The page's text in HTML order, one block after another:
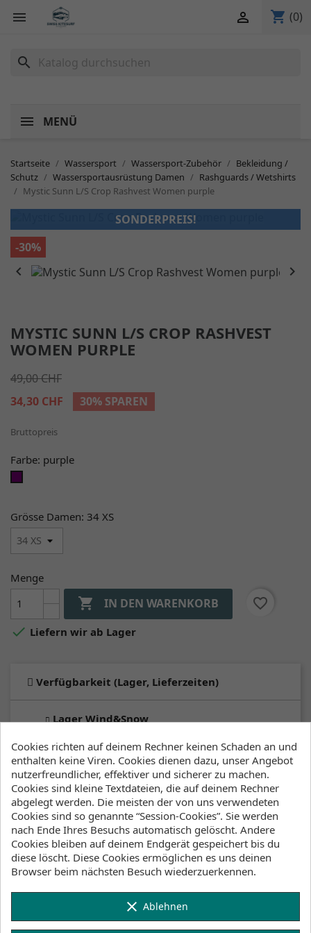
 shopping_cart (0)

search
MENÜ
Startseite Wassersport Wassersport-Zubehör
Bekleidung /
Schutz
Wassersportausrüstung Damen
Rashguards / Wetshirts
Mystic Sunn L/S Crop Rashvest Women purple
SONDERPREIS!
-30%
 
MYSTIC SUNN L/S CROP RASHVEST
WOMEN PURPLE
49,00 CHF
34,30 CHF
30% SPAREN
Bruttopreis
Farbe: purple
Grösse Damen: 34 XS
Menge
 IN DEN WARENKORB
favorite_border
 Liefern wir ab Lager
Verfügbarkeit (Lager, Lieferzeiten)
Lager Wind&Snow
2-4 Werktage
Klicke hier um die Lagerbestände anzuzeigen
Beschreibung
Artikeldetails
Lagerbestand
The Sunn is your go-to long sleeve rashvest.
With a very clean design and cropped fit, the
Cookies richten auf deinem Rechner keinen Schaden an und
enthalten keine Viren. Cookies dienen dazu, unser Angebot
nutzerfreundlicher, effektiver und sicherer zu machen.
Cookies sind kleine Textdateien, die auf deinem Rechner
abgelegt werden. Die meisten der von uns verwendeten
Cookies sind so genannte “Session-Cookies”. Sie werden
nach Ende Ihres Besuchs automatisch gelöscht. Andere
Cookies bleiben auf deinem Endgerät gespeichert bis du
diese löscht. Diese Cookies ermöglichen es uns deinen
Browser beim nächsten Besuch wiederzuerkennen.
clear Ablehnen